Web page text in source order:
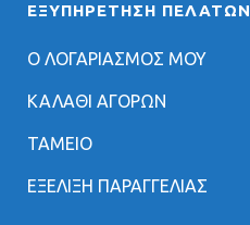
ΕΞΥΠΗΡΈΤΗΣΗ ΠΕΛΑΤΏΝ
Ο ΛΟΓΑΡΙΑΣΜΟΣ ΜΟΥ
ΚΑΛΑΘΙ ΑΓΟΡΩΝ
ΤΑΜΕΙΟ
ΕΞΕΛΙΞΗ ΠΑΡΑΓΓΕΛΙΑΣ